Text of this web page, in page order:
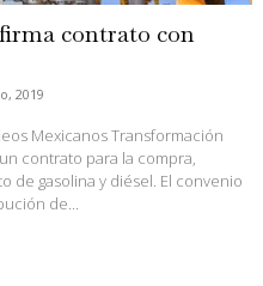
contrato con
2019
Mexicanos Transformación
contrato para la compra,
de gasolina y diésel. El convenio
de...